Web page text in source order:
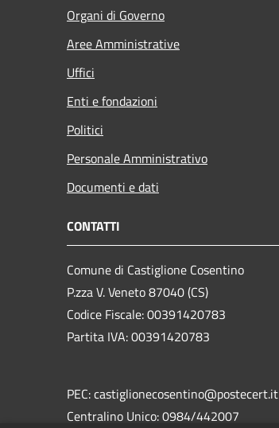
Organi di Governo
Aree Amministrative
Uffici
Enti e fondazioni
Politici
Personale Amministrativo
Documenti e dati
CONTATTI
Comune di Castiglione Cosentino
P.zza V. Veneto 87040 (CS)
Codice Fiscale: 00391420783
Partita IVA: 00391420783
PEC: castiglionecosentino@postecert.it
Centralino Unico: 0984/442007